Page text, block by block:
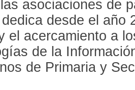
asociaciones de
desde el año
el acercamiento a
de la
de Primaria y